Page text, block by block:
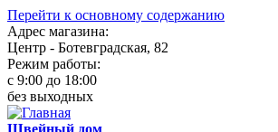
Перейти к основному содержанию
Адрес магазина:
Центр - Ботевградская, 82
Режим работы:
c 9:00 до 18:00
без выходных
Швейный дом